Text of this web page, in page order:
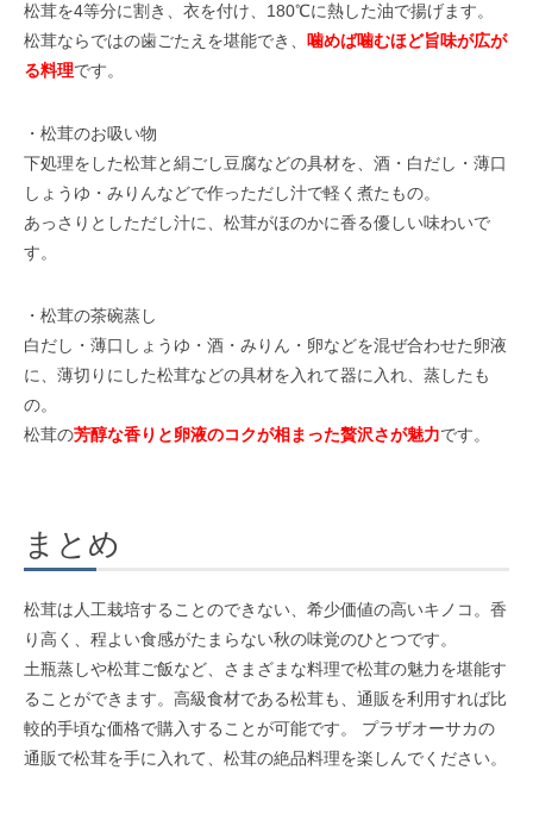
松茸を4等分に割き、衣を付け、180℃に熱した油で揚げます。
松茸ならではの歯ごたえを堪能でき、
噛めば噛むほど旨味が広が
る料理です。
・松茸のお吸い物
下処理をした松茸と絹ごし豆腐などの具材を、酒・白だし・薄口
しょうゆ・みりんなどで作っただし汁で軽く煮たもの。
あっさりとしただし汁に、松茸がほのかに香る優しい味わいで
す。
・松茸の茶碗蒸し
白だし・薄口しょうゆ・酒・みりん・卵などを混ぜ合わせた卵液
に、薄切りにした松茸などの具材を入れて器に入れ、蒸したも
の。
松茸の芳醇な香りと卵液のコクが相まった贅沢さが魅力です。
まとめ
松茸は人工栽培することのできない、希少価値の高いキノコ。香
り高く、程よい食感がたまらない秋の味覚のひとつです。
土瓶蒸しや松茸ご飯など、さまざまな料理で松茸の魅力を堪能す
ることができます。高級食材である松茸も、通販を利用すれば比
較的手頃な価格で購入することが可能です。 プラザオーサカの
通販で松茸を手に入れて、松茸の絶品料理を楽しんでください。